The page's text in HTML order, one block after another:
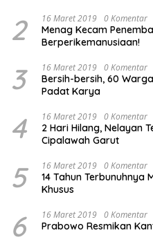
2 16 Maret 2019 0 Komentar
Menag Kecam
Berperikemanusiaan!
3 16 Maret 2019 0 Komentar
Bersih-bersih, 60
Padat Karya
4 16 Maret 2019 0 Komentar
2 Hari Hilang, Nelayan
Cipalawah Garut
5 16 Maret 2019 0 Komentar
14 Tahun Terbunuhnya
Khusus
6 16 Maret 2019 0 Komentar
Prabowo Resmikan